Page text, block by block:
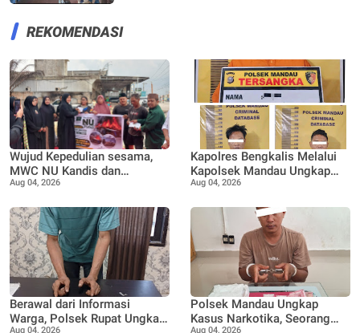
REKOMENDASI
Wujud Kepedulian sesama,
MWC NU Kandis dan
Muslimat NU Kandis
musibah kebakaran
Aug 04, 2026
Kapolres Bengkalis Melalui
Kapolsek Mandau Ungkap
Kasus Penyalahgunaan
Orang Diamankan
Aug 04, 2026
Berawal dari Informasi
Warga, Polsek Rupat Ungkap
Aug 04, 2026
Polsek Mandau Ungkap
Kasus Narkotika, Seorang
Aug 04, 2026